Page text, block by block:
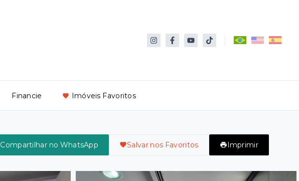
Financie Imóveis Favoritos
Compartilhar no WhatsApp Salvar nos Favoritos Imprimir